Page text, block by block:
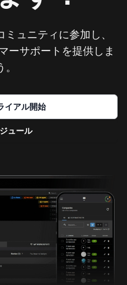
ュニティに参加し、
ーサポートを提供しま
イアル開始
ュール